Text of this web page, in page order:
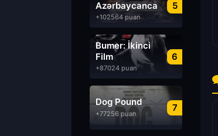
5
Azərbaycanca
Dublyaj izle
+102564 puan
6
Bumer: İkinci
Film
Azərbaycanca
Dublyaj izle
+87024 puan
7
Dog Pound
+77256 puan